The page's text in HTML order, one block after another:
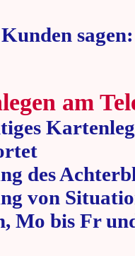
am
des
von
Mo bis Fr
» 80